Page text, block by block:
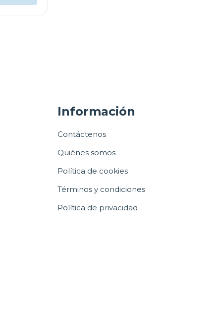
Información
Contáctenos
Quiénes somos
Política de cookies
Términos y condiciones
Política de privacidad